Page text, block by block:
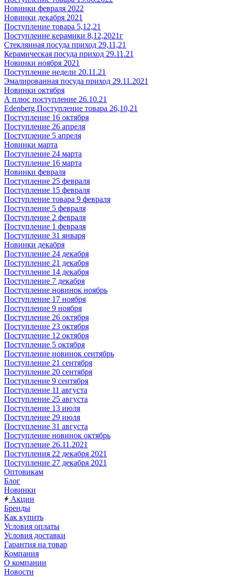
Новинки февраля 2022
Новинки декабря 2021
Поступление товара 5,12,21
Поступление керамики 8,12,2021г
Стеклянная посуда приход 29,11,21
Керамическая посуда приход 29.11.21
Новинки ноября 2021
Поступление недели 20.11.21
Эмалированная посуда приход 29.11.2021
Новинки октября
А плюс поступление 26.10.21
Edenberg Поступление товара 26,10,21
Поступление 16 октября
Поступление 26 апреля
Поступление 5 апреля
Новинки марта
Поступление 24 марта
Поступление 16 марта
Новинки февраля
Поступление 25 февраля
Поступление 15 февраля
Поступление товара 9 февраля
Поступление 5 февраля
Поступление 2 февраля
Поступление 1 февраля
Поступление 31 января
Новинки декабря
Поступление 24 декабря
Поступление 21 декабря
Поступление 14 декабря
Поступление 7 декабря
Поступление новинок ноябрь
Поступление 17 ноября
Поступление 9 ноября
Поступление 26 октября
Поступление 23 октября
Поступление 12 октября
Поступление 5 октября
Поступление новинок сентябрь
Поступление 21 сентября
Поступление 20 сентября
Поступление 9 сентября
Поступление 11 августа
Поступление 25 августа
Поступление 13 июля
Поступление 29 июля
Поступление 31 августа
Поступление новинок октябрь
Поступление 26.11.2021
Поступления 22 декабря 2021
Поступление 27 декабря 2021
Оптовикам
Блог
Новинки
Акции
Бренды
Как купить
Условия оплаты
Условия доставки
Гарантия на товар
Компания
О компании
Новости